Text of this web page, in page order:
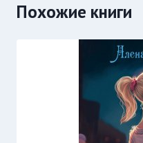
Похожие книги